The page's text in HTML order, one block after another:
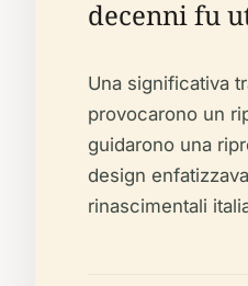
decenni fu
Una significativa
provocarono un
guidarono una
design
rinascimentali